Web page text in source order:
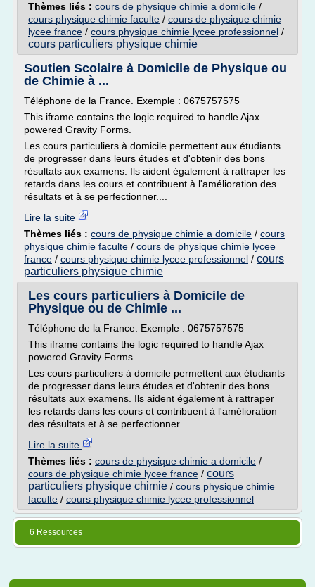
Thèmes liés : cours de physique chimie a domicile /
cours physique chimie faculte / cours de physique chimie
lycee france / cours physique chimie lycee professionnel /
cours particuliers physique chimie
Soutien Scolaire à Domicile de Physique ou
de Chimie à ...
Téléphone de la France. Exemple : 0675757575
This iframe contains the logic required to handle Ajax
powered Gravity Forms.
Les cours particuliers à domicile permettent aux étudiants
de progresser dans leurs études et d'obtenir des bons
résultats aux examens. Ils aident également à rattraper les
retards dans les cours et contribuent à l'amélioration des
résultats et à se perfectionner....
Lire la suite
Thèmes liés : cours de physique chimie a domicile / cours
physique chimie faculte / cours de physique chimie lycee
france / cours physique chimie lycee professionnel / cours
particuliers physique chimie
Les cours particuliers à Domicile de
Physique ou de Chimie ...
Téléphone de la France. Exemple : 0675757575
This iframe contains the logic required to handle Ajax
powered Gravity Forms.
Les cours particuliers à domicile permettent aux étudiants
de progresser dans leurs études et d'obtenir des bons
résultats aux examens. Ils aident également à rattraper
les retards dans les cours et contribuent à l'amélioration
des résultats et à se perfectionner....
Lire la suite
Thèmes liés : cours de physique chimie a domicile /
cours de physique chimie lycee france / cours
particuliers physique chimie / cours physique chimie
faculte / cours physique chimie lycee professionnel
6 Ressources